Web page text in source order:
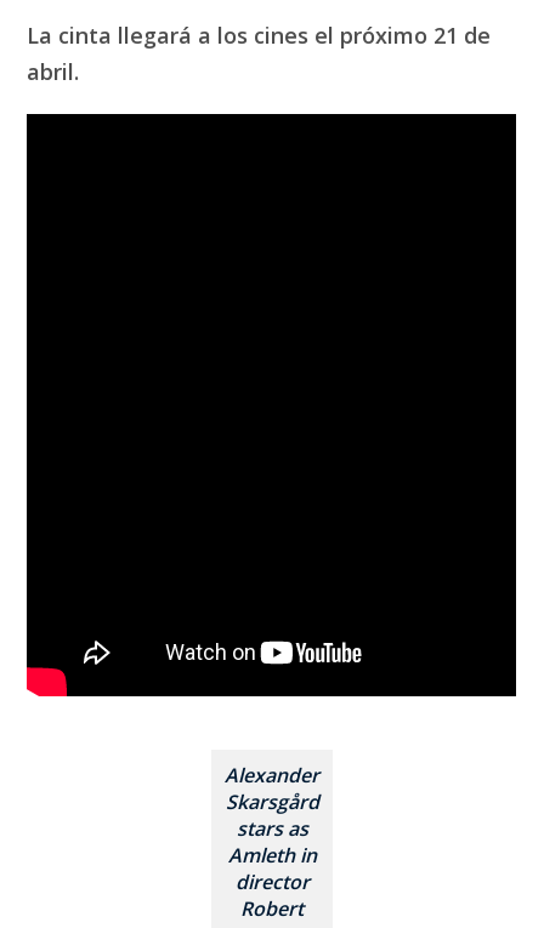
La cinta llegará a los cines el próximo 21 de
abril.
Alexander
Skarsgård
stars as
Amleth in
director
Robert